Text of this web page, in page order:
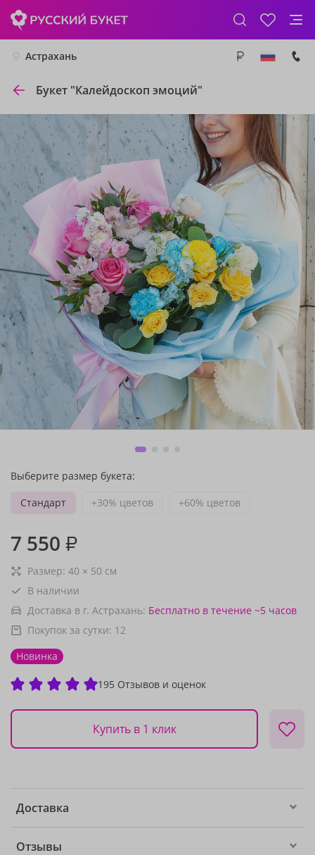
Астрахань
Букет "Калейдоскоп эмоций"
Выберите размер букета:
Стандарт
+30% цветов +60% цветов
7 550 ₽
Размер: 40 × 50 см
В наличии
Доставка в г. Астрахань: Бесплатно в течение ~5 часов
Покупок за сутки: 12
Новинка
195 Отзывов и оценок
Купить в 1 клик
Доставка
Отзывы